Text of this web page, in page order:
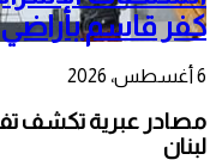
كفر قاسم بأراضي
6 أغسطس، 2026
مصادر عبرية تكشف
لبنان